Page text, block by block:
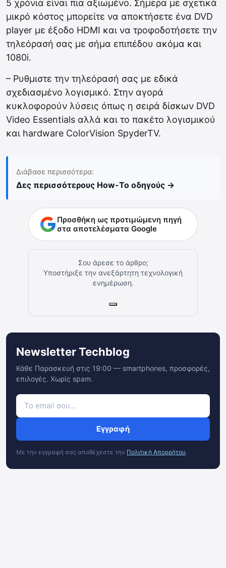
5 χρόνια είναι πια αξιωμένο. Σήμερα με σχετικά
μικρό κόστος μπορείτε να αποκτήσετε ένα DVD
player με έξοδο HDMI και να τροφοδοτήσετε την
τηλεόρασή σας με σήμα επιπέδου ακόμα και
1080i.
– Ρυθμιστε την τηλεόρασή σας με εδικά
σχεδιασμένο λογισμικό. Στην αγορά
κυκλοφορούν λύσεις όπως η σειρά δίσκων DVD
Video Essentials αλλά και το πακέτο λογισμικού
και hardware ColorVision SpyderTV.
Διάβασε περισσότερα:
Δες περισσότερους How-To οδηγούς →
Προσθήκη ως προτιμώμενη πηγή
στα αποτελέσματα Google
Σου άρεσε το άρθρο;
Υποστήριξε την ανεξάρτητη τεχνολογική
ενημέρωση.
Newsletter Techblog
Κάθε Παρασκευή στις 19:00 — smartphones, προσφορές,
επιλογές. Χωρίς spam.
Εγγραφή
Με την εγγραφή σας αποδέχεστε την Πολιτική Απορρήτου.